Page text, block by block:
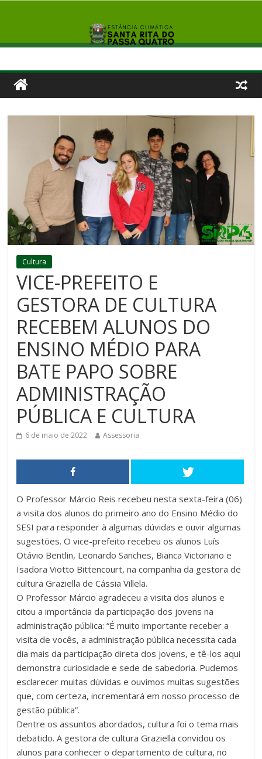
Cultura
VICE-PREFEITO E
GESTORA DE CULTURA
RECEBEM ALUNOS DO
ENSINO MÉDIO PARA
BATE PAPO SOBRE
ADMINISTRAÇÃO
PÚBLICA E CULTURA
6 de maio de 2022 Assessoria
O Professor Márcio Reis recebeu nesta sexta-feira (06)
a visita dos alunos do primeiro ano do Ensino Médio do
SESI para responder à algumas dúvidas e ouvir algumas
sugestões. O vice-prefeito recebeu os alunos Luís
Otávio Bentlin, Leonardo Sanches, Bianca Victoriano e
Isadora Viotto Bittencourt, na companhia da gestora de
cultura Graziella de Cássia Villela.
O Professor Márcio agradeceu a visita dos alunos e
citou a importância da participação dos jovens na
administração pública: “É muito importante receber a
visita de vocês, a administração pública necessita cada
dia mais da participação direta dos jovens, e tê-los aqui
demonstra curiosidade e sede de sabedoria. Pudemos
esclarecer muitas dúvidas e ouvimos muitas sugestões
que, com certeza, incrementará em nosso processo de
gestão pública”.
Dentre os assuntos abordados, cultura foi o tema mais
debatido. A gestora de cultura Graziella convidou os
alunos para conhecer o departamento de cultura, no